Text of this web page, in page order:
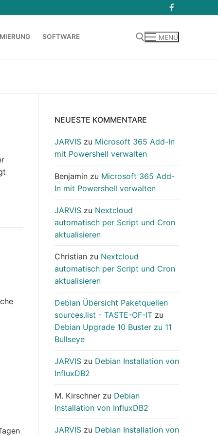
SOFTWARE MENÜ
NEUESTE KOMMENTARE
JARVIS zu Microsoft 365 Add-In
mit Powershell verwalten
Benjamin zu Microsoft 365 Add-
In mit Powershell verwalten
JARVIS zu Nextcloud
automatisch per Script und Cron
aktualisieren
Christian zu Nextcloud
automatisch per Script und Cron
aktualisieren
Debian Übersicht Paketquellen
sources.list - TASTE-OF-IT zu
Debian Upgrade 10 Buster zu 11
Bullseye
JARVIS zu Debian Installation von
InfluxDB2
M. Kirschner zu Debian
Installation von InfluxDB2
JARVIS zu Debian Installation von